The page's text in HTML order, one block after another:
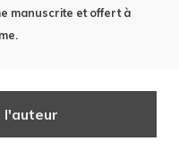
manuscrite et offert à
l'auteur